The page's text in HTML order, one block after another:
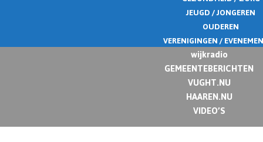
JEUGD / JONGEREN
OUDEREN
VERENIGINGEN /
wijkradio
GEMEENTEBERICHTEN
VUGHT.NU
HAAREN.NU
VIDEO’S